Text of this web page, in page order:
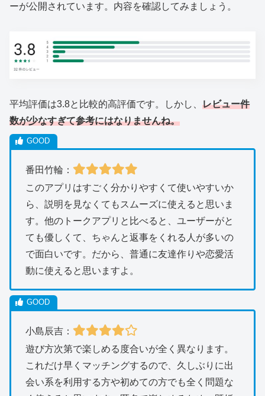
ーが公開されています。内容を確認してみましょう。
平均評価は3.8と比較的高評価です。しかし、 レビュー件
数が少なすぎて参考にはなりませんね。
番田竹輪：
このアプリはすごく分かりやすくて使いやすいか
ら、説明を見なくてもスムーズに使えると思いま
す。他のトークアプリと比べると、ユーザーがと
ても優しくて、ちゃんと返事をくれる人が多いの
で面白いです。だから、普通に友達作りや恋愛活
動に使えると思いますよ。
小島辰吉：
遊び方次第で楽しめる度合いが全く異なります。
これだけ早くマッチングするので、久しぶりに出
会い系を利用する方や初めての方でも全く問題な